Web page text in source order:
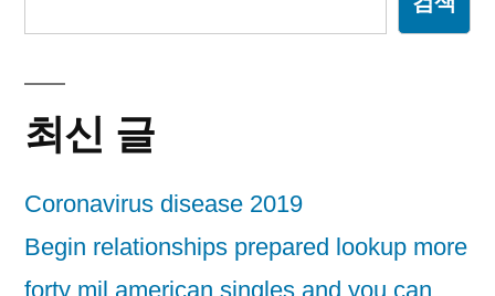
최신 글
Coronavirus disease 2019
Begin relationships prepared lookup more
forty mil american singles and you can